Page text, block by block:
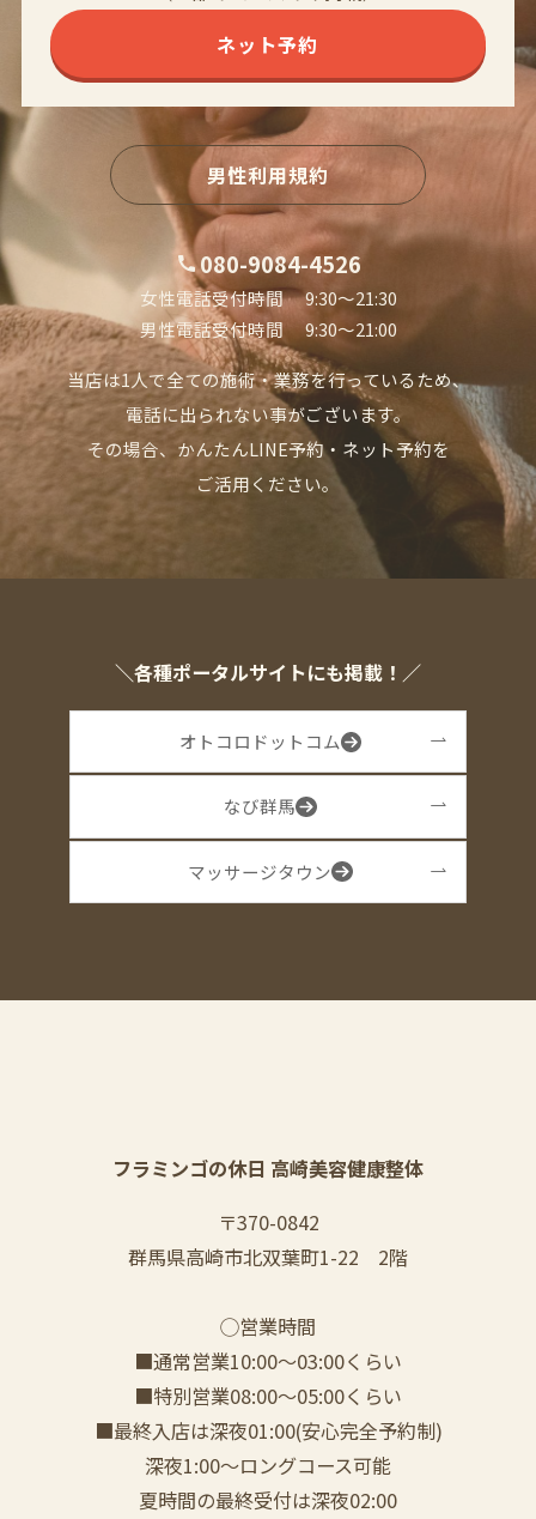
ネット予約
男性利用規約
080-9084-4526
女性電話受付時間 9:30〜21:30
男性電話受付時間 9:30〜21:00
当店は1人で全ての施術・業務を行っているため、
電話に出られない事がございます。
その場合、かんたんLINE予約・ネット予約を
ご活用ください。
＼各種ポータルサイトにも掲載！／
オトコロドットコム
なび群馬
マッサージタウン
フラミンゴの休日 高崎美容健康整体
〒370-0842
群馬県高崎市北双葉町1-22 2階
◯営業時間
■通常営業10:00〜03:00くらい
■特別営業08:00〜05:00くらい
■最終入店は深夜01:00(安心完全予約制)
深夜1:00〜ロングコース可能
夏時間の最終受付は深夜02:00